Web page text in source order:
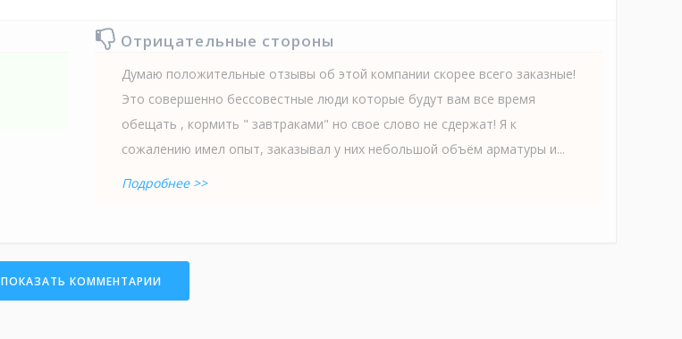
Отрицательные стороны
Думаю положительные отзывы об этой компании скорее всего заказные!
Это совершенно бессовестные люди которые будут вам все время
обещать , кормить " завтраками" но свое слово не сдержат! Я к
сожалению имел опыт, заказывал у них небольшой объём арматуры и...
Подробнее >>
ПОКАЗАТЬ КОММЕНТАРИИ